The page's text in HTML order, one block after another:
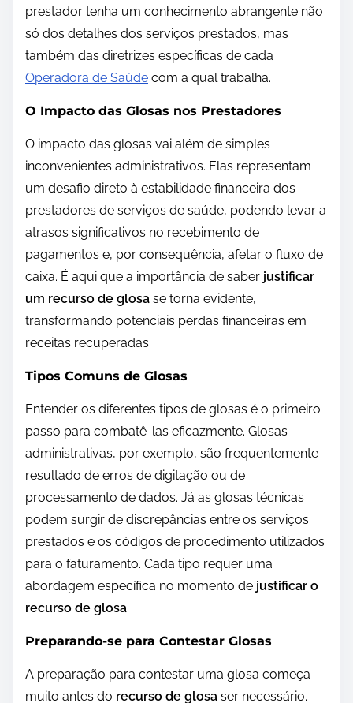
prestador tenha um conhecimento abrangente não
só dos detalhes dos serviços prestados, mas
também das diretrizes específicas de cada
Operadora de Saúde com a qual trabalha.
O Impacto das Glosas nos Prestadores
O impacto das glosas vai além de simples
inconvenientes administrativos. Elas representam
um desafio direto à estabilidade financeira dos
prestadores de serviços de saúde, podendo levar a
atrasos significativos no recebimento de
pagamentos e, por consequência, afetar o fluxo de
caixa. É aqui que a importância de saber justificar
um recurso de glosa se torna evidente,
transformando potenciais perdas financeiras em
receitas recuperadas.
Tipos Comuns de Glosas
Entender os diferentes tipos de glosas é o primeiro
passo para combatê-las eficazmente. Glosas
administrativas, por exemplo, são frequentemente
resultado de erros de digitação ou de
processamento de dados. Já as glosas técnicas
podem surgir de discrepâncias entre os serviços
prestados e os códigos de procedimento utilizados
para o faturamento. Cada tipo requer uma
abordagem específica no momento de justificar o
recurso de glosa.
Preparando-se para Contestar Glosas
A preparação para contestar uma glosa começa
muito antes do recurso de glosa ser necessário.